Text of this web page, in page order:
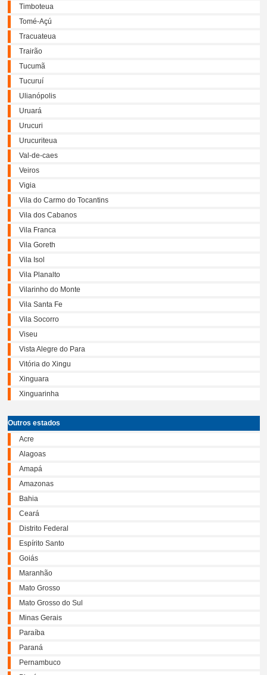
Timboteua
Tomé-Açú
Tracuateua
Trairão
Tucumã
Tucuruí
Ulianópolis
Uruará
Urucuri
Urucuriteua
Val-de-caes
Veiros
Vigia
Vila do Carmo do Tocantins
Vila dos Cabanos
Vila Franca
Vila Goreth
Vila Isol
Vila Planalto
Vilarinho do Monte
Vila Santa Fe
Vila Socorro
Viseu
Vista Alegre do Para
Vitória do Xingu
Xinguara
Xinguarinha
Outros estados
Acre
Alagoas
Amapá
Amazonas
Bahia
Ceará
Distrito Federal
Espírito Santo
Goiás
Maranhão
Mato Grosso
Mato Grosso do Sul
Minas Gerais
Paraíba
Paraná
Pernambuco